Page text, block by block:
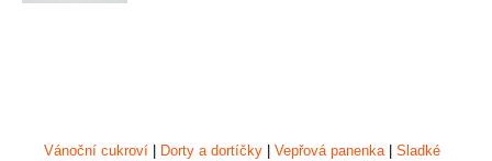
Vánoční cukroví | Dorty a dortíčky | Vepřová panenka | Sladké